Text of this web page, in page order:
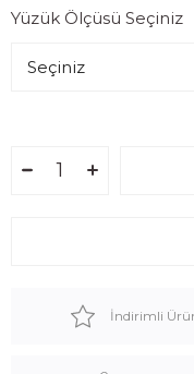
Yüzük Ölçüsü Seçiniz
İndirimli